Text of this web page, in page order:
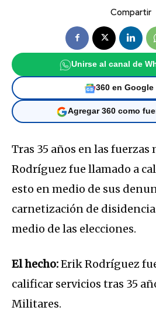
Compartir
Unirse al canal de
360 en Google
Agregar 360 como
Tras 35 años en las fuerzas
Rodríguez fue llamado a
esto en medio de sus
carnetización de
medio de las elecciones.
El hecho:Erik Rodríguez
calificar servicios tras 35
Militares.